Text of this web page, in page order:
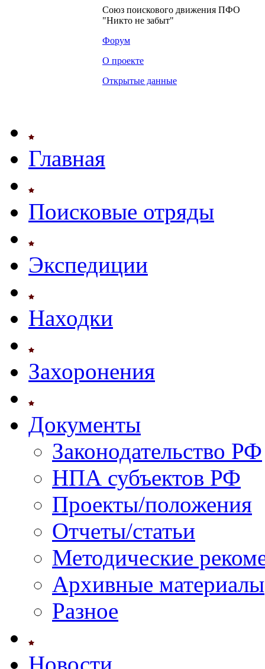
Союз поискового движения ПФО
"Никто не забыт"
Форум
О проекте
Открытые данные
Главная
Поисковые отряды
Экспедиции
Находки
Захоронения
Документы
Законодательство РФ
НПА субъектов РФ
Проекты/положения
Отчеты/статьи
Методические
Архивные материалы
Разное